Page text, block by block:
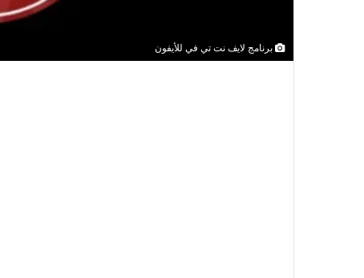
برنامج لايف نت تي في للأيفون